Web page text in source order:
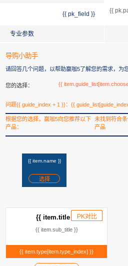
{{ pk_field }}
{{
专业参数
导购小助手
请回答几个问题，以帮助赢咖5了解您的需求，为
您的选择： {{
问题{{ guide_index + 1 }}：{{
根据您的选择，赢咖5向您推荐以下
产品：
未找到符合
产品
{{ item.name }}
选择
已添加
PK对比
{{ item.title }}
{{ item.sub_title }}
{{ item.type[item.type_index] }}